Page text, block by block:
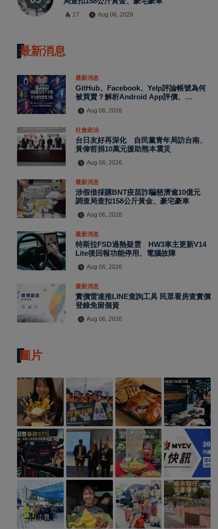
17 Aug 06, 2026
最新消息
最新消息
GitHub、Facebook、Yelp評論帳號為何
被買賣？解析Android App評價、
防刷機制背後的數位信任危機
Aug 06, 2026
社會政治
台日友好再深化 自民黨青年局訪台南、
黃偉哲捐10萬元援助熊本震災
Aug 06, 2026
最新消息
涉假借採購BNT疫苗詐騙慈濟逾10億元
調查局查扣158公斤黃金、豪宅豪車
Aug 06, 2026
最新消息
特斯拉FSD過熱疑雲 HW3車主更新V14
Lite後回報功能停用、電腦故障
Aug 06, 2026
最新消息
實價雷達推LINE查詢工具 民眾看房查實價
登錄免留個資
Aug 06, 2026
圖片